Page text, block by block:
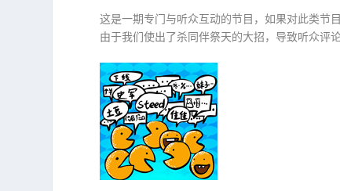
这是一期专门与听众互动的节目，如果对此类节
由于我们使出了杀同伴祭天的大招，导致听众评